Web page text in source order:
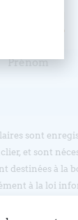
vous !
sont
et sont
destinées à la
à la loi
et de